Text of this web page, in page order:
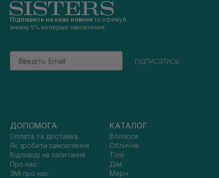
Підпишись на наші новини та отримуй
знижку 5% на перше замовлення
Email
підписатись
ДОПОМОГА
Оплата та доставка
Як зробити замовлення
Відповіді на запитання
Про нас
ЗМІ про нас
КАТАЛОГ
Волосся
Обличчя
Тіло
Дім
Мерч